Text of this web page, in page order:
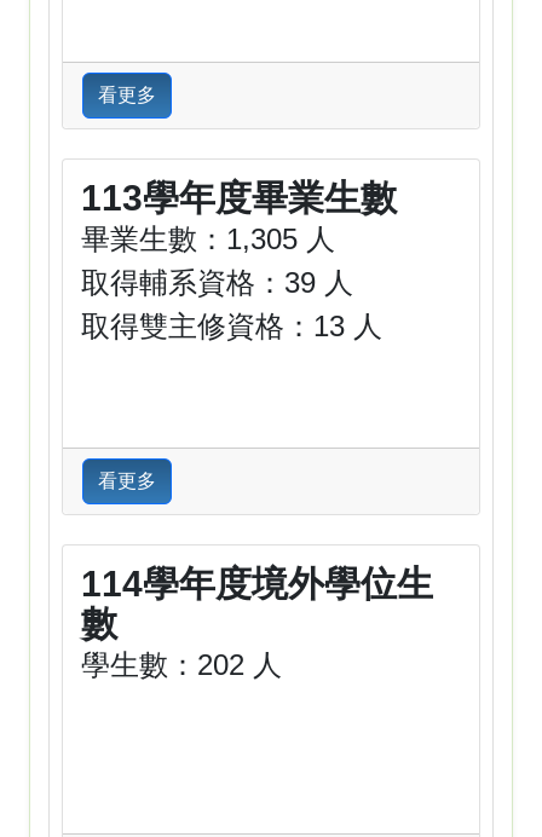
看更多
113學年度畢業生數
畢業生數：1,305 人
取得輔系資格：39 人
取得雙主修資格：13 人
看更多
114學年度境外學位生
數
學生數：202 人